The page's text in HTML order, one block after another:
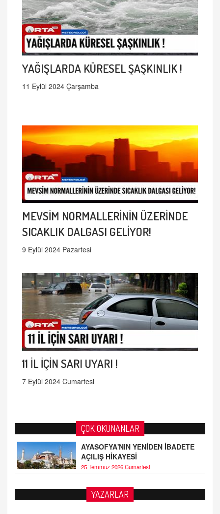
YAĞIŞLARDA KÜRESEL ŞAŞKINLIK !
11 Eylül 2024 Çarşamba
MEVSİM NORMALLERİNİN ÜZERİNDE
SICAKLIK DALGASI GELİYOR!
9 Eylül 2024 Pazartesi
11 İL İÇİN SARI UYARI !
7 Eylül 2024 Cumartesi
ÇOK OKUNANLAR
AYASOFYA'NIN YENİDEN İBADETE
AÇILIŞ HİKAYESİ
25 Temmuz 2026 Cumartesi
YAZARLAR